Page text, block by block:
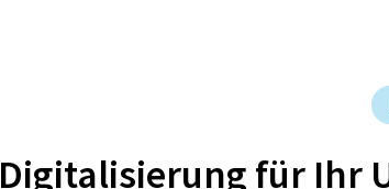
Digitalisierung für Ihr